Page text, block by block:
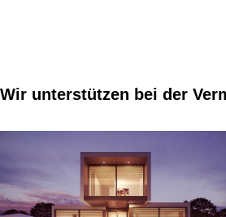
Wir unterstützen bei der